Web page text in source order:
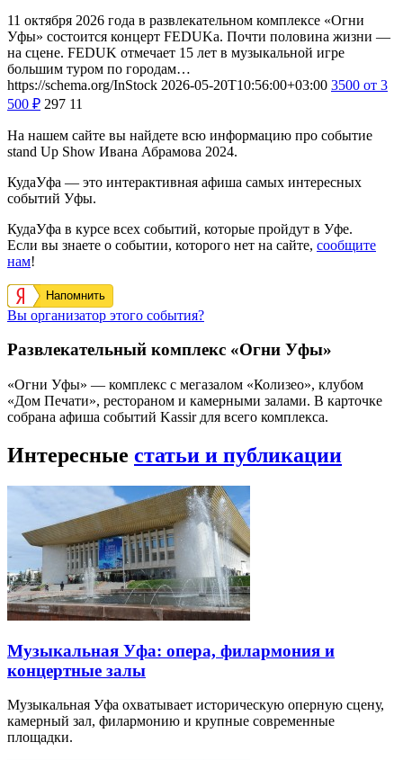
11 октября 2026 года в развлекательном комплексе «Огни
Уфы» состоится концерт FEDUKа. Почти половина жизни —
на сцене. FEDUK отмечает 15 лет в музыкальной игре
большим туром по городам…
https://schema.org/InStock 2026-05-20T10:56:00+03:00 3500 от 3
500 ₽ 297 11
На нашем сайте вы найдете всю информацию про событие
stand Up Show Ивана Абрамова 2024.
КудаУфа — это интерактивная афиша самых интересных
событий Уфы.
КудаУфа в курсе всех событий, которые пройдут в Уфе.
Если вы знаете о событии, которого нет на сайте, сообщите
нам!
Напомнить
Вы организатор этого события?
Развлекательный комплекс «Огни Уфы»
«Огни Уфы» — комплекс с мегазалом «Колизео», клубом
«Дом Печати», рестораном и камерными залами. В карточке
собрана афиша событий Kassir для всего комплекса.
Интересные статьи и публикации
Музыкальная Уфа: опера, филармония и
концертные залы
Музыкальная Уфа охватывает историческую оперную сцену,
камерный зал, филармонию и крупные современные
площадки.